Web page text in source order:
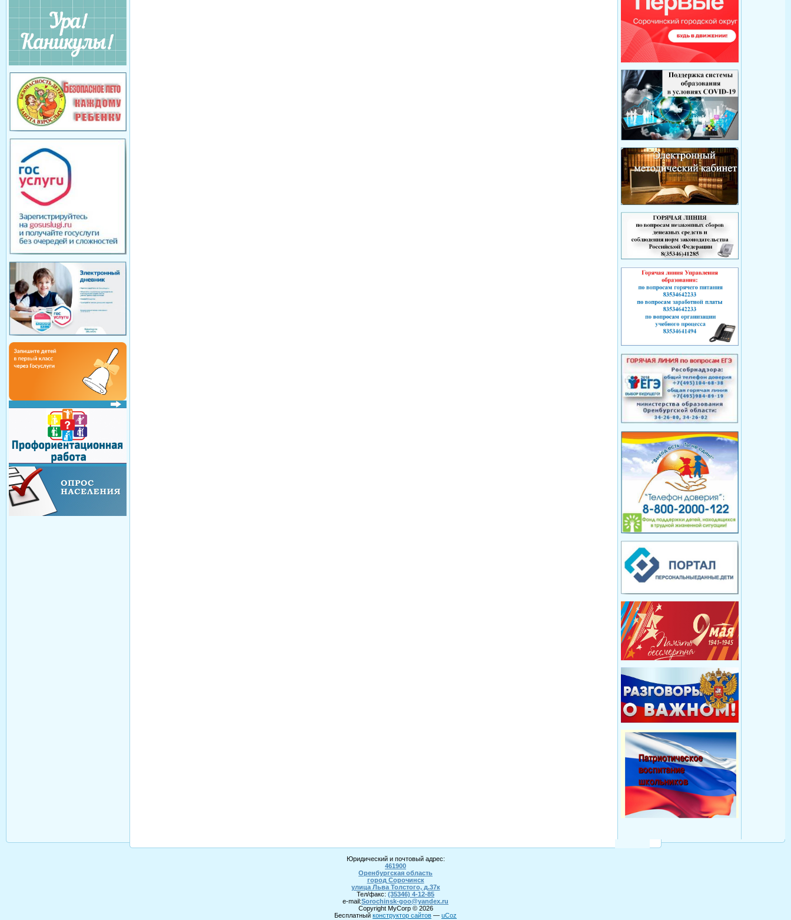
Юридический и почтовый адрес:
461900
Оренбургская область
город Сорочинск
улица Льва Толстого, д.37к
Тел/факс: (35346) 4-12-85
e-mail:Sorochinsk-goo@yandex.ru
Copyright MyCorp © 2026
Бесплатный конструктор сайтов — uCoz